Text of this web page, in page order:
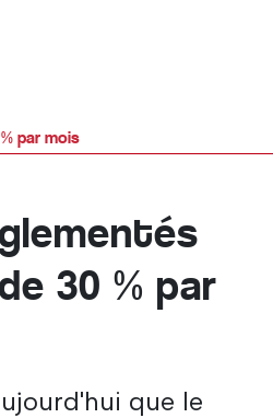
par mois
30 % par
que le